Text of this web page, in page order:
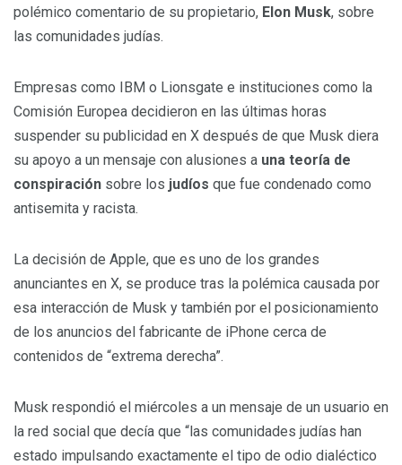
polémico comentario de su propietario, Elon Musk, sobre
las comunidades judías.
Empresas como IBM o Lionsgate e instituciones como la
Comisión Europea decidieron en las últimas horas
suspender su publicidad en X después de que Musk diera
su apoyo a un mensaje con alusiones a una teoría de
conspiración sobre los judíos que fue condenado como
antisemita y racista.
La decisión de Apple, que es uno de los grandes
anunciantes en X, se produce tras la polémica causada por
esa interacción de Musk y también por el posicionamiento
de los anuncios del fabricante de iPhone cerca de
contenidos de “extrema derecha”.
Musk respondió el miércoles a un mensaje de un usuario en
la red social que decía que “las comunidades judías han
estado impulsando exactamente el tipo de odio dialéctico